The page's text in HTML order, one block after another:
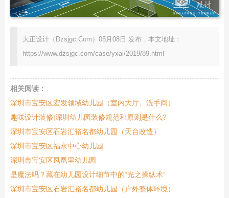
大正设计（Dzsjgc.Com）05月08日 发布，本文地址：
https://www.dzsjgc.com/case/yxal/2019/89.html
相关阅读：
深圳市宝安区宏发领域幼儿园（室内大厅、洗手间）
趣味设计装修|深圳幼儿园装修规范和原则是什么?
深圳市宝安区石岩汇裕名都幼儿园（天台改造）
深圳市宝安区福永中心幼儿园
深圳市宝安区凤凰里幼儿园
是魔法吗？藏在幼儿园设计细节中的“光之操纵术”
深圳市宝安区石岩汇裕名都幼儿园（户外整体环境）